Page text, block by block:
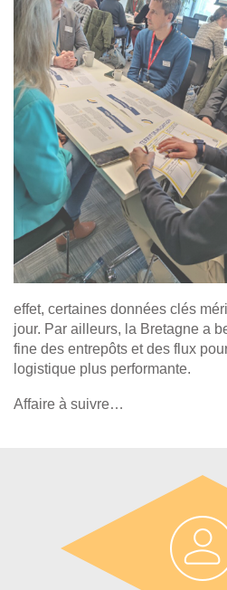
effet, certaines données clés
jour. Par ailleurs, la Bretagne a
fine des entrepôts et des flux
logistique plus performante.
Affaire à suivre…